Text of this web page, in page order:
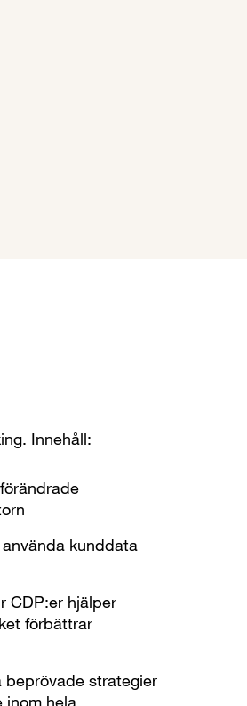
Innehåll:
kunddata
CDP:er hjälper
förbättrar
beprövade strategier
inom hela